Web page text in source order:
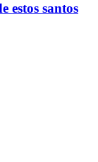
estos santos